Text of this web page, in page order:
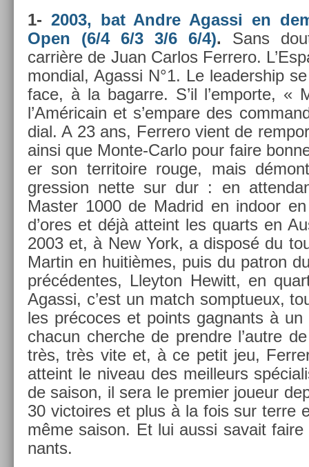
1- 2003, bat Andre Agas­si en
Open (6/4 6/3 3/6 6/4). Sans
carrière de Juan Car­los Fer­rero.
mon­di­al, Agas­si N°1. Le leadership
face, à la bagar­re. S’il l’em­porte, «
l’Américain et s’em­pare des
di­al. A 23 ans, Fer­rero vient de
ainsi que Monte-Carlo pour faire
er son ter­ritoire rouge, mais
gress­ion nette sur dur : en
Mast­er 1000 de Mad­rid en in­door
d’ores et déjà at­teint les quarts en
2003 et, à New York, a dis­posé du
Mar­tin en huitièmes, puis du pat­ron
précéden­tes, Lleyton Hewitt, en
Agas­si, c’est un match somptueux,
les précoces et points gag­nants à
chacun cherche de pre­ndre l’autre
très, très vite et, à ce petit jeu,
at­teint le niveau des meil­leurs
de saison, il sera le pre­mi­er joueur
30 vic­toires et plus à la fois sur terre
même saison. Et lui aussi savait
nants.